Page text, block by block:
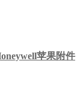
苹果附件